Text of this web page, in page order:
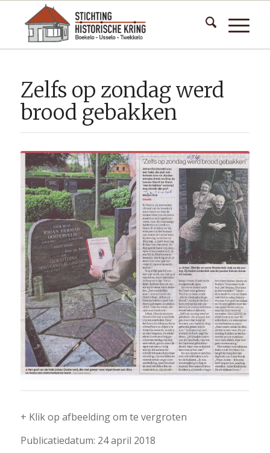
Zelfs op zondag werd
brood gebakken
+ Klik op afbeelding om te vergroten
Publicatiedatum: 24 april 2018